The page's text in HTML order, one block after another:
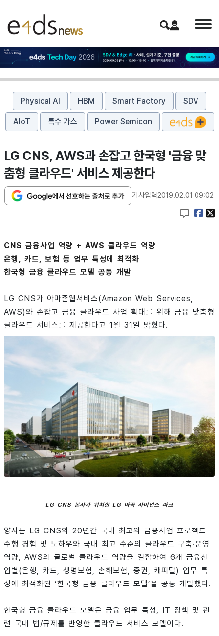
Physical AI HBM Smart Factory SDV
AIoT 특수 가스 Power Semicon
LG CNS, AWS과 손잡고 한국형 '금융 맞
춤형 클라우드' 서비스 제공한다
기사입력2019.02.01 09:02
CNS 금융사업 역량 + AWS 클라우드 역량
은행, 카드, 보험 등 업무 특성에 최적화
한국형 금융 클라우드 모델 공동 개발
LG CNS가 아마존웹서비스(Amazon Web Services,
AWS)와 손잡고 금융 클라우드 사업 확대를 위해 금융 맞춤형
클라우드 서비스를 제공한다고 1월 31일 밝혔다.
LG CNS 본사가 위치한 LG 마곡 사이언스 파크
양사는 LG CNS의 20년간 국내 최고의 금융사업 프로젝트
수행 경험 및 노하우와 국내 최고 수준의 클라우드 구축·운영
역량, AWS의 글로벌 클라우드 역량을 결합하여 6개 금융산
업별(은행, 카드, 생명보험, 손해보험, 증권, 캐피탈) 업무 특
성에 최적화된 ‘한국형 금융 클라우드 모델’을 공동 개발했다.
한국형 금융 클라우드 모델은 금융 업무 특성, IT 정책 및 관
련 국내 법/규제를 반영한 클라우드 서비스 모델이다.